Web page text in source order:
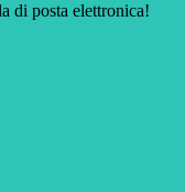
di posta elettronica!